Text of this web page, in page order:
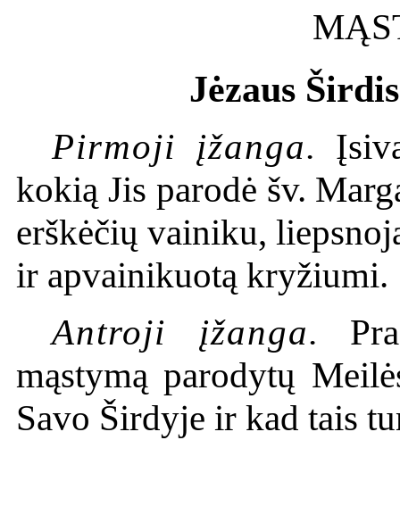
Jėzaus
Pirmoji įžanga.
kokią Jis parodė šv.
erškėčių vainiku,
ir apvainikuotą kryžiumi.
Antroji įžanga.
mąstymą parodytų
Savo Širdyje ir kad tais